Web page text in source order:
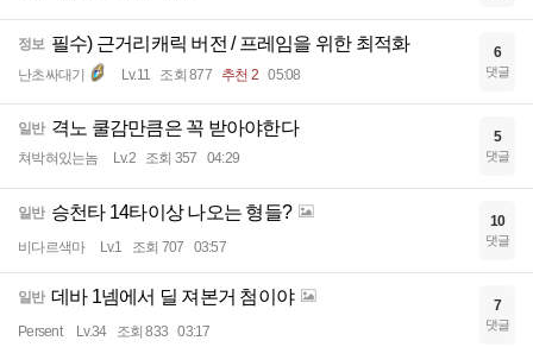
정보 필수) 근거리캐릭 버전 / 프레임을 위한 최적화
난초싸대기 Lv.11 조회 877 추천 2 05:08
6
댓글
일반 격노 쿨감만큼은 꼭 받아야한다
쳐박혀있는놈 Lv.2 조회 357 04:29
5
댓글
일반 승천타 14타이상 나오는 형들?
비다르색마 Lv.1 조회 707 03:57
10
댓글
일반 데바 1넴에서 딜 져본거 첨이야
Persent Lv.34 조회 833 03:17
7
댓글